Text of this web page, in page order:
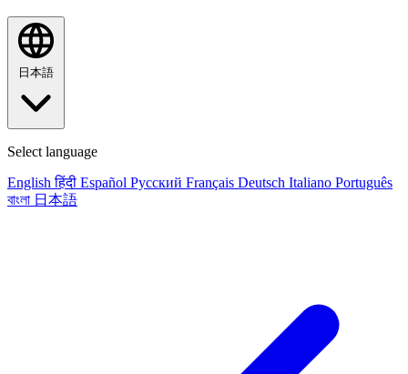
日本語
Select language
English हिंदी Español Русский Français Deutsch Italiano Português
বাংলা 日本語